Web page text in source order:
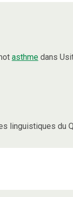
asthme dans
linguistiques du